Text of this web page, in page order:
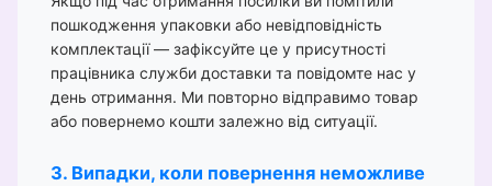
пошкодження упаковки або невідповідність
комплектації — зафіксуйте це у присутності
працівника служби доставки та повідомте нас у
день отримання. Ми повторно відправимо товар
або повернемо кошти залежно від ситуації.
3. Випадки, коли повернення неможливе